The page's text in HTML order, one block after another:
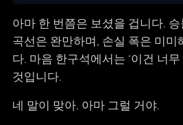
아마 한 번쯤은 보셨을 겁니다.
곡선은 완만하며, 손실 폭은 미미
다. 마음 한구석에서는 ‘이건 너
것입니다.
네 말이 맞아. 아마 그럴 거야.